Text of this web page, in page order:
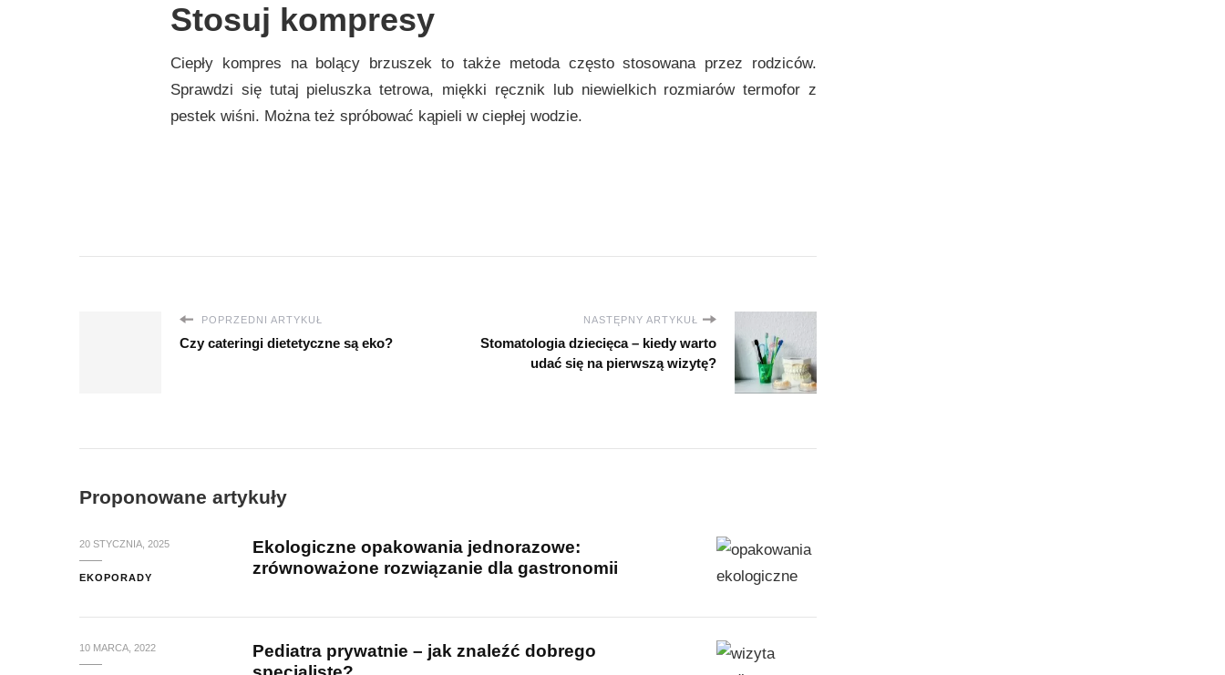
Stosuj kompresy
Ciepły kompres na bolący brzuszek to także metoda często stosowana przez rodziców.
Sprawdzi się tutaj pieluszka tetrowa, miękki ręcznik lub niewielkich rozmiarów termofor z
pestek wiśni. Można też spróbować kąpieli w ciepłej wodzie.
POPRZEDNI ARTYKUŁ
Czy cateringi dietetyczne są eko?
NASTĘPNY ARTYKUŁ
Stomatologia dziecięca – kiedy warto
udać się na pierwszą wizytę?
Proponowane artykuły
20 STYCZNIA, 2025
EKOPORADY
Ekologiczne opakowania jednorazowe:
zrównoważone rozwiązanie dla gastronomii
10 MARCA, 2022
Pediatra prywatnie – jak znaleźć dobrego